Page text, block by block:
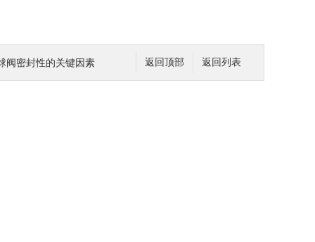
返回列表
返回顶部
阀密封性的关键因素